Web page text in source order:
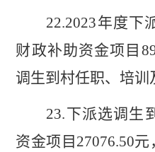
22.2023年度下
财政补助资金项目
调生到村任职、培训
23.下派选调生
资金项目 27076.50元